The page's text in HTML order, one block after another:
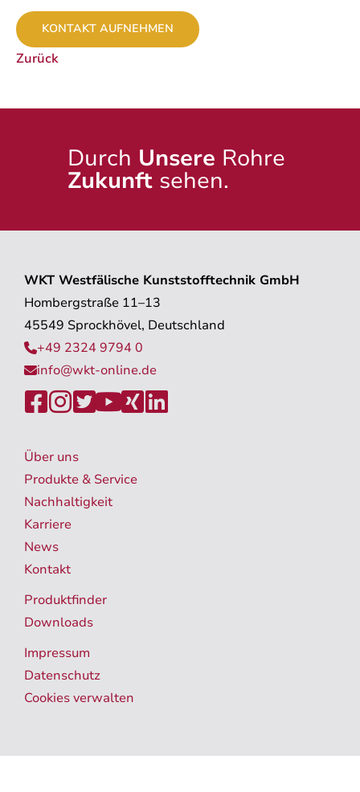
KONTAKT AUFNEHMEN
Zurück
Durch Unsere Rohre
Zukunft sehen.
WKT Westfälische Kunststofftechnik GmbH
Hombergstraße 11–13
45549 Sprockhövel, Deutschland
+49 2324 9794 0
info@wkt-online.de
  
Über uns
Produkte & Service
Nachhaltigkeit
Karriere
News
Kontakt
Produktfinder
Downloads
Impressum
Datenschutz
Cookies verwalten